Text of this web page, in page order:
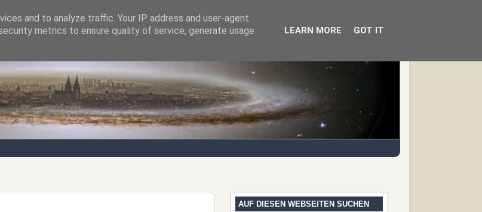
der nördlichsten Stadt Italiens
AUF DIESEN WEBSEITEN SUCHEN
and to analyze traffic. Your IP address and user-agent
metrics to ensure quality of service, generate usage
LEARN MORE GOT IT